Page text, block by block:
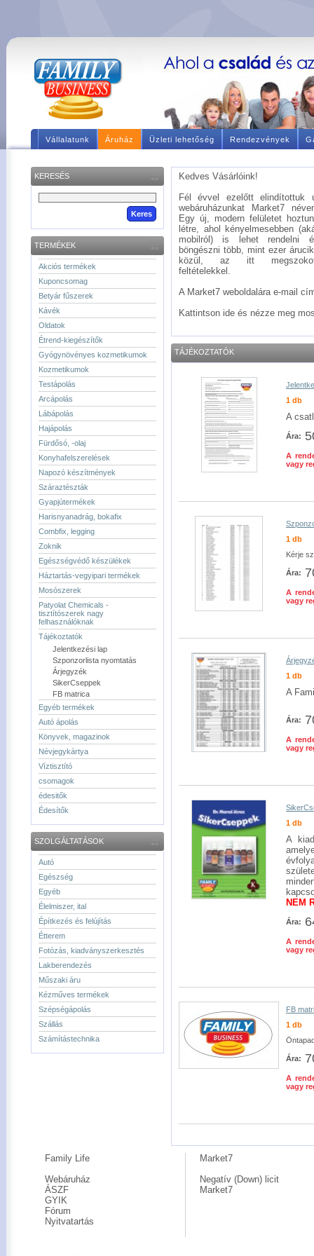
Vállalatunk Áruház Üzleti lehetőség Rendezvények
KERESÉS
TERMÉKEK
Akciós termékek
Kuponcsomag
Betyár fűszerek
Kávék
Oldatok
Étrend-kiegészítők
Gyógynövényes kozmetikumok
Kozmetikumok
Testápolás
Arcápolás
Lábápolás
Hajápolás
Fürdősó, -olaj
Konyhafelszerelések
Napozó készítmények
Száraztészták
Gyapjútermékek
Harisnyanadrág, bokafix
Combfix, legging
Zoknik
Egészségvédő készülékek
Háztartás-vegyipari termékek
Mosószerek
Patyolat Chemicals -
tisztítószerek nagy
felhasználóknak
Tájékoztatók
Jelentkezési lap
Szponzorlista nyomtatás
Árjegyzék
SikerCseppek
FB matrica
Egyéb termékek
Autó ápolás
Könyvek, magazinok
Névjegykártya
Víztisztító
csomagok
édesitők
Édesítők
SZOLGÁLTATÁSOK
Autó
Egészség
Egyéb
Élelmiszer, ital
Építkezés és felújítás
Étterem
Fotózás, kiadványszerkesztés
Lakberendezés
Műszaki áru
Kézműves termékek
Szépségápolás
Szállás
Számítástechnika
Kedves Vásárlóink!
Fél évvel ezelőtt elindítottuk
webáruházunkat Market7
Egy új, modern felületet
létre, ahol kényelmesebben
mobilról) is lehet rendelni
böngészni több, mint ezer
közül, az itt
feltételekkel.
A Market7 weboldalára e-mail
Kattintson ide és nézze meg
TÁJÉKOZTATÓK
1 db
A
Ára:
A
vagy
1 db
Kérje
Ára:
A
vagy
1 db
A
Ára:
A
vagy
1 db
A
NEM
Ára:
A
vagy
FB
1 db
Ára:
A
vagy
Family Life
Webáruház
ÁSZF
GYIK
Fórum
Nyitvatartás
Market7
Negatív (Down) licit
Market7